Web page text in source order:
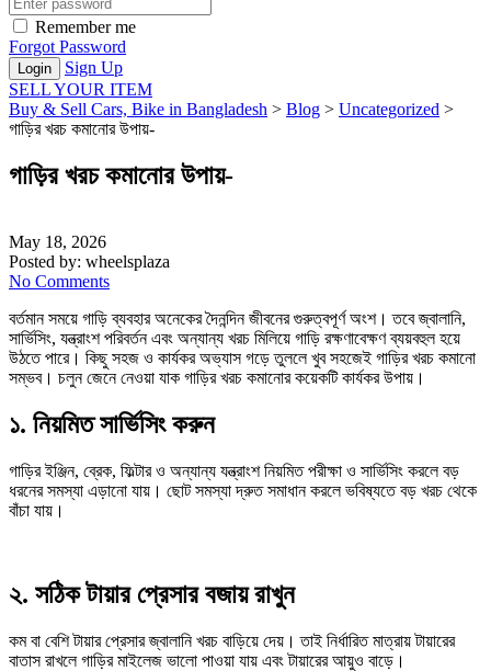
Remember me
Forgot Password
Sign Up
SELL YOUR ITEM
Buy & Sell Cars, Bike in Bangladesh > Blog > Uncategorized >
গাড়ির খরচ কমানোর উপায়-
গাড়ির খরচ কমানোর উপায়-
May 18, 2026
Posted by: wheelsplaza
No Comments
বর্তমান সময়ে গাড়ি ব্যবহার অনেকের দৈনন্দিন জীবনের গুরুত্বপূর্ণ অংশ। তবে জ্বালানি,
সার্ভিসিং, যন্ত্রাংশ পরিবর্তন এবং অন্যান্য খরচ মিলিয়ে গাড়ি রক্ষণাবেক্ষণ ব্যয়বহুল হয়ে
উঠতে পারে। কিছু সহজ ও কার্যকর অভ্যাস গড়ে তুললে খুব সহজেই গাড়ির খরচ কমানো
সম্ভব। চলুন জেনে নেওয়া যাক গাড়ির খরচ কমানোর কয়েকটি কার্যকর উপায়।
১. নিয়মিত সার্ভিসিং করুন
গাড়ির ইঞ্জিন, ব্রেক, ফিল্টার ও অন্যান্য যন্ত্রাংশ নিয়মিত পরীক্ষা ও সার্ভিসিং করলে বড়
ধরনের সমস্যা এড়ানো যায়। ছোট সমস্যা দ্রুত সমাধান করলে ভবিষ্যতে বড় খরচ থেকে
বাঁচা যায়।
২. সঠিক টায়ার প্রেসার বজায় রাখুন
কম বা বেশি টায়ার প্রেসার জ্বালানি খরচ বাড়িয়ে দেয়। তাই নির্ধারিত মাত্রায় টায়ারের
বাতাস রাখলে গাড়ির মাইলেজ ভালো পাওয়া যায় এবং টায়ারের আয়ুও বাড়ে।